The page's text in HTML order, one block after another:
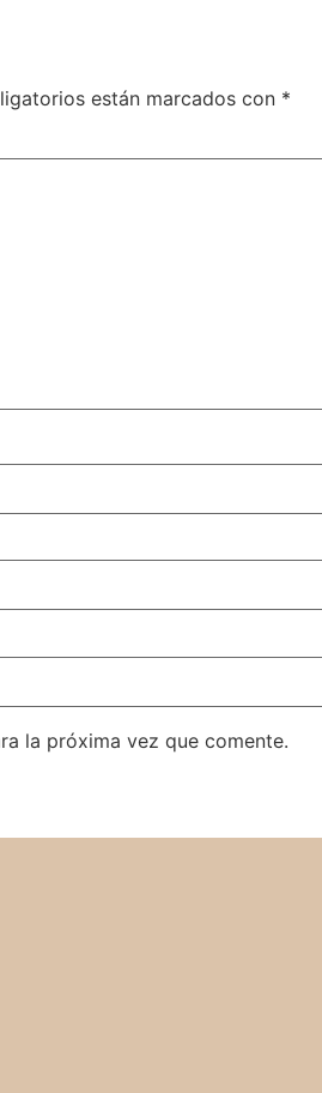
están marcados con *
la próxima vez que comente.